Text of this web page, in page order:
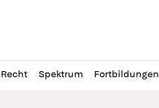
Recht Spektrum Fortbildungen